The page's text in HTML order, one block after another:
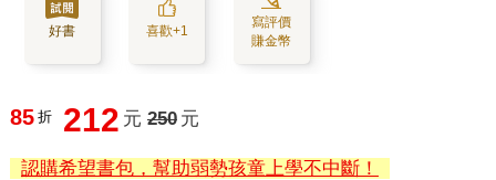
好書 喜歡+1
寫評價
賺金幣
85 折 212 元 250 元
認購希望書包，幫助弱勢孩童上學不中斷！